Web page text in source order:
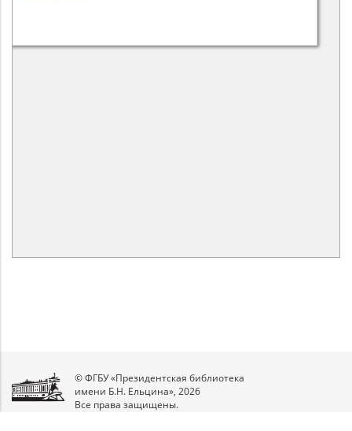
© ФГБУ «Президентская библиотека
имени Б.Н. Ельцина», 2026
Все права защищены.